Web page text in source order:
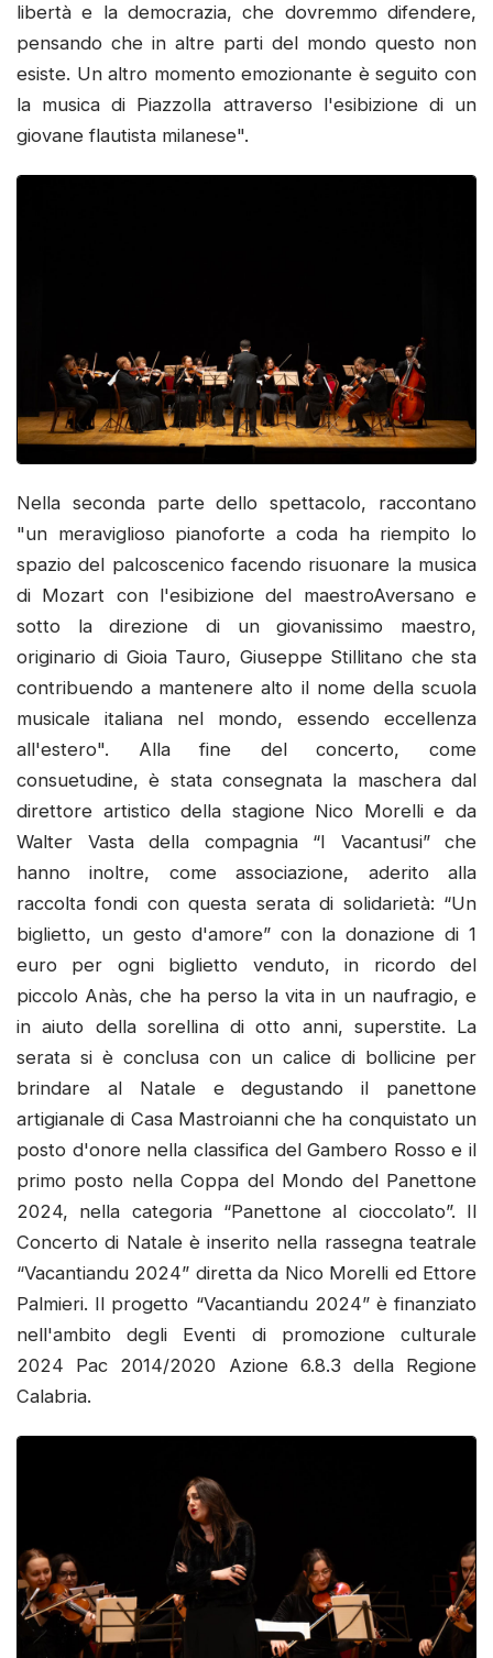
libertà e la democrazia, che dovremmo difendere,
pensando che in altre parti del mondo questo non
esiste. Un altro momento emozionante è seguito con
la musica di Piazzolla attraverso l'esibizione di un
giovane flautista milanese".
Nella seconda parte dello spettacolo, raccontano
"un meraviglioso pianoforte a coda ha riempito lo
spazio del palcoscenico facendo risuonare la musica
di Mozart con l'esibizione del maestroAversano e
sotto la direzione di un giovanissimo maestro,
originario di Gioia Tauro, Giuseppe Stillitano che sta
contribuendo a mantenere alto il nome della scuola
musicale italiana nel mondo, essendo eccellenza
all'estero". Alla fine del concerto, come
consuetudine, è stata consegnata la maschera dal
direttore artistico della stagione Nico Morelli e da
Walter Vasta della compagnia “I Vacantusi” che
hanno inoltre, come associazione, aderito alla
raccolta fondi con questa serata di solidarietà: “Un
biglietto, un gesto d'amore” con la donazione di 1
euro per ogni biglietto venduto, in ricordo del
piccolo Anàs, che ha perso la vita in un naufragio, e
in aiuto della sorellina di otto anni, superstite. La
serata si è conclusa con un calice di bollicine per
brindare al Natale e degustando il panettone
artigianale di Casa Mastroianni che ha conquistato un
posto d'onore nella classifica del Gambero Rosso e il
primo posto nella Coppa del Mondo del Panettone
2024, nella categoria “Panettone al cioccolato”. Il
Concerto di Natale è inserito nella rassegna teatrale
“Vacantiandu 2024” diretta da Nico Morelli ed Ettore
Palmieri. Il progetto “Vacantiandu 2024” è finanziato
nell'ambito degli Eventi di promozione culturale
2024 Pac 2014/2020 Azione 6.8.3 della Regione
Calabria.